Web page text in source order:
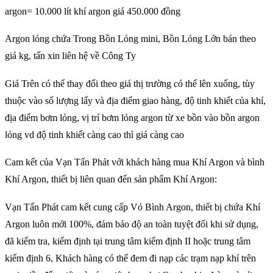
argon= 10.000 lít khí argon giá 450.000 đồng
Argon lỏng chứa Trong Bồn Lỏng mini, Bồn Lỏng Lớn bán theo
giá kg, tấn xin liên hệ về Công Ty
Giá Trên có thể thay đổi theo giá thị trường có thể lên xuống, tùy
thuộc vào số lượng lấy và địa điểm giao hàng, độ tinh khiết của khí,
địa điểm bơm lỏng, vị trí bơm lỏng argon từ xe bồn vào bồn argon
lỏng vd độ tinh khiết càng cao thì giá càng cao
Cam kết của Vạn Tấn Phát với khách hàng mua Khí Argon và bình
Khí Argon, thiết bị liên quan đến sản phẩm Khí Argon:
Vạn Tấn Phát cam kết cung cấp Vỏ Bình Argon, thiết bị chứa Khí
Argon luôn mới 100%, đảm bảo độ an toàn tuyệt đối khi sử dụng,
đã kiểm tra, kiểm định tại trung tâm kiểm định II hoặc trung tâm
kiểm định 6, Khách hàng có thể đem đi nạp các trạm nạp khí trên